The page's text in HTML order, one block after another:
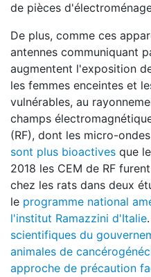
de pièces
De plus, comme ces
antennes communiquant
augmentent l'exposition
les femmes enceintes et
vulnérables, au
champs
(RF), dont les micro-
sont plus bioactives que
2018 les CEM de RF
chez les rats dans deux
le programme national
l'institut Ramazzini d'Italie.
scientifiques du
animales de
approche de précaution